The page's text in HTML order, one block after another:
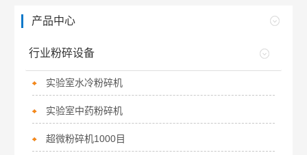
产品中心
行业粉碎设备
实验室水冷粉碎机
实验室中药粉碎机
超微粉碎机1000目